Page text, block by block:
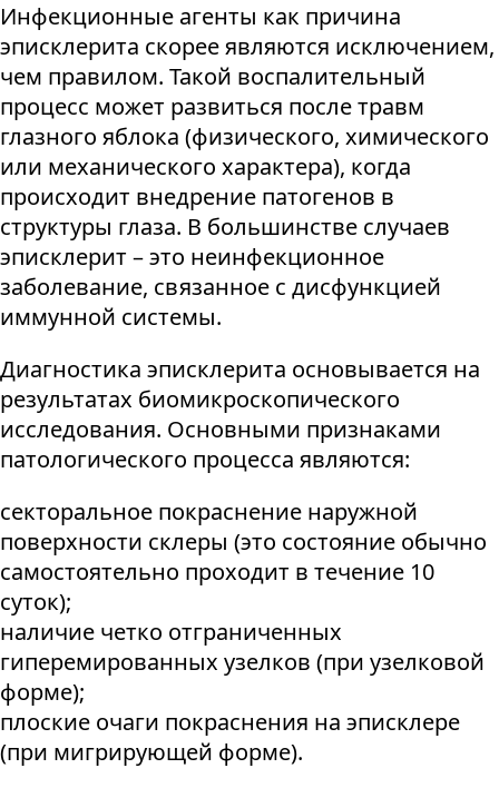
Инфекционные агенты как причина
эписклерита скорее являются исключением,
чем правилом. Такой воспалительный
процесс может развиться после травм
глазного яблока (физического, химического
или механического характера), когда
происходит внедрение патогенов в
структуры глаза. В большинстве случаев
эписклерит – это неинфекционное
заболевание, связанное с дисфункцией
иммунной системы.
Диагностика эписклерита основывается на
результатах биомикроскопического
исследования. Основными признаками
патологического процесса являются:
секторальное покраснение наружной
поверхности склеры (это состояние обычно
самостоятельно проходит в течение 10
суток);
наличие четко отграниченных
гиперемированных узелков (при узелковой
форме);
плоские очаги покраснения на эписклере
(при мигрирующей форме).